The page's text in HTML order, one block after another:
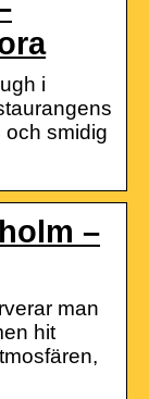
i
smidig
–
man
hit